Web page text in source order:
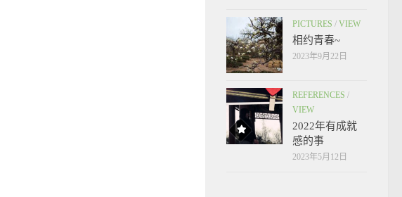
PICTURES / VIEW
相约青春~
2023年9月22日
REFERENCES /
VIEW
2022年有成就
感的事
2023年5月12日